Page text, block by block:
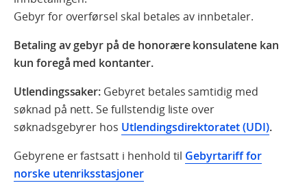
Gebyr for overførsel skal betales av innbetaler.
Betaling av gebyr på de honorære konsulatene kan
kun foregå med kontanter.
Utlendingssaker: Gebyret betales samtidig med
søknad på nett. Se fullstendig liste over
søknadsgebyrer hos Utlendingsdirektoratet (UDI).
Gebyrene er fastsatt i henhold til Gebyrtariff for
norske utenriksstasjoner